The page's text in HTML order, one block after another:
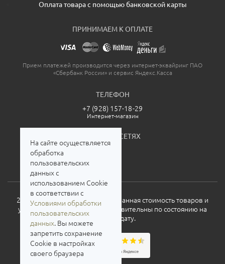
Оплата товара с помощью банковской карты
ПРИНИМАЕМ К ОПЛАТЕ
Прием платежей производится через интернет-эквайринг ПАО
«Сбербанк России» и сервис Яндекс.Касса
ТЕЛЕФОН
+7 (928) 157-18-29
Интернет-магазин
МЫ В СОЦСЕТЯХ
2026. Все права защищены. Указанная стоимость товаров и
условия их приобретения действительны по состоянию на
текущую дату.
На сайте осуществляется
обработка
пользовательских
данных с
использованием Cookie
в соответствии с
Условиями обработки
пользовательских
данных. Вы можете
запретить сохранение
Cookie в настройках
своего браузера